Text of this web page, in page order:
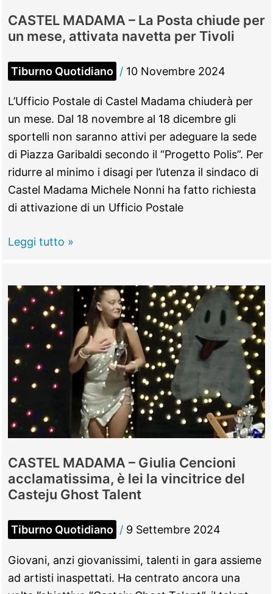
CASTEL MADAMA – La Posta chiude per
un mese, attivata navetta per Tivoli
Tiburno Quotidiano / 10 Novembre 2024
L’Ufficio Postale di Castel Madama chiuderà per
un mese. Dal 18 novembre al 18 dicembre gli
sportelli non saranno attivi per adeguare la sede
di Piazza Garibaldi secondo il “Progetto Polis”. Per
ridurre al minimo i disagi per l’utenza il sindaco di
Castel Madama Michele Nonni ha fatto richiesta
di attivazione di un Ufficio Postale
CASTEL
La
Posta
chiude
un
mese,
attivata
navetta
per
Leggi tutto »
CASTEL MADAMA – Giulia Cencioni
acclamatissima, è lei la vincitrice del
Casteju Ghost Talent
Tiburno Quotidiano / 9 Settembre 2024
Giovani, anzi giovanissimi, talenti in gara assieme
ad artisti inaspettati. Ha centrato ancora una